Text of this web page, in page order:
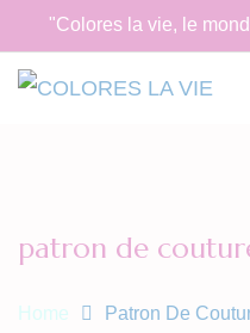
"Colores la vie, le
patron de
Home Patron De